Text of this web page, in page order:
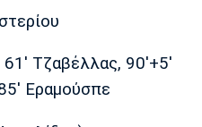
61' Τζαβέλλας, 90'+5'
Εραμούσπε